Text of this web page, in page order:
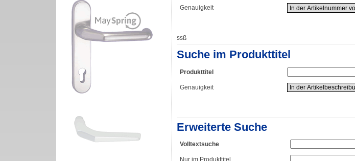
Genauigkeit
ssß
Suche im Produkttitel
Produkttitel
Genauigkeit
Erweiterte Suche
Volltextsuche
Nur im Produkttitel